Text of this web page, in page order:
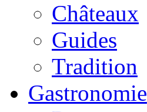
Châteaux
Guides
Tradition
Gastronomie